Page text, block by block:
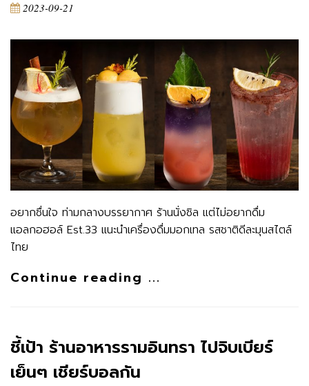
2023-09-21
อยากชื่นใจ ท่ามกลางบรรยากาศ ร้านนั่งชิล แต่ไม่อยากดื่ม
แอลกอฮอล์ Est.33 แนะนำเครื่องดื่มมอกเทล รสชาติดีละมุนสไตล์
ไทย
Continue reading ...
ชี้เป้า ร้านอาหารรามอินทรา ไปจิบเบียร์
เย็นๆ เชียร์บอลกัน